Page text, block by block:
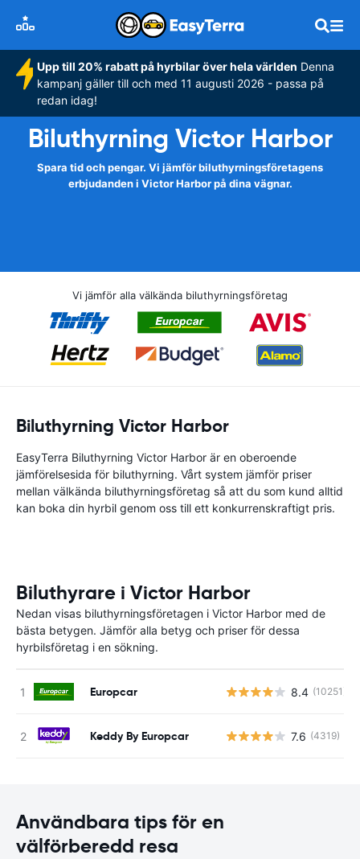
Upp till 20% rabatt på hyrbilar över hela världen Denna
kampanj gäller till och med 11 augusti 2026 - passa på
redan idag!
Biluthyrning Victor Harbor
Spara tid och pengar. Vi jämför biluthyrningsföretagens
erbjudanden i Victor Harbor på dina vägnar.
Vi jämför alla välkända biluthyrningsföretag
Biluthyrning Victor Harbor
EasyTerra Biluthyrning Victor Harbor är en oberoende
jämförelsesida för biluthyrning. Vårt system jämför priser
mellan välkända biluthyrningsföretag så att du som kund alltid
kan boka din hyrbil genom oss till ett konkurrenskraftigt pris.
Biluthyrare i Victor Harbor
Nedan visas biluthyrningsföretagen i Victor Harbor med de
bästa betygen. Jämför alla betyg och priser för dessa
hyrbilsföretag i en sökning.
Europcar 8.4 (10251)
Keddy By Europcar 7.6 (4319)
Användbara tips för en
välförberedd resa